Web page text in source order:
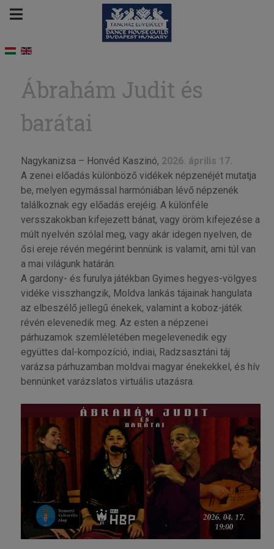
Ábrahám Judit és
barátai
Nagykanizsa – Honvéd Kaszinó, 2026. április 17.
A zenei előadás különböző vidékek népzenéjét mutatja
be, melyen egymással harmóniában lévő népzenék
találkoznak egy előadás erejéig. A különféle
versszakokban kifejezett bánat, vagy öröm kifejezése a
múlt nyelvén szólal meg, vagy akár idegen nyelven, de
ősi ereje révén megérint bennünk is valamit, ami túl van
a mai világunk határán.
A gardony- és furulya játékban Gyimes hegyes-völgyes
vidéke visszhangzik, Moldva lankás tájainak hangulata
az elbeszélő jellegű énekek, valamint a koboz-játék
révén elevenedik meg. Az esten a népzenei
párhuzamok szemléletében megelevenedik egy
együttes dal-kompozíció, indiai, Radzsasztáni táj
varázsa párhuzamban moldvai magyar énekekkel, és hív
bennünket varázslatos virtuális utazásra.